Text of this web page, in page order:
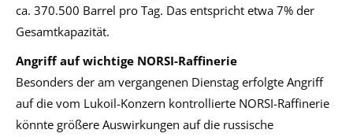
ca. 370.500 Barrel pro Tag. Das entspricht etwa 7% der
Gesamtkapazität.
Angriff auf wichtige NORSI-Raffinerie
Besonders der am vergangenen Dienstag erfolgte Angriff
auf die vom Lukoil-Konzern kontrollierte NORSI-Raffinerie
könnte größere Auswirkungen auf die russische